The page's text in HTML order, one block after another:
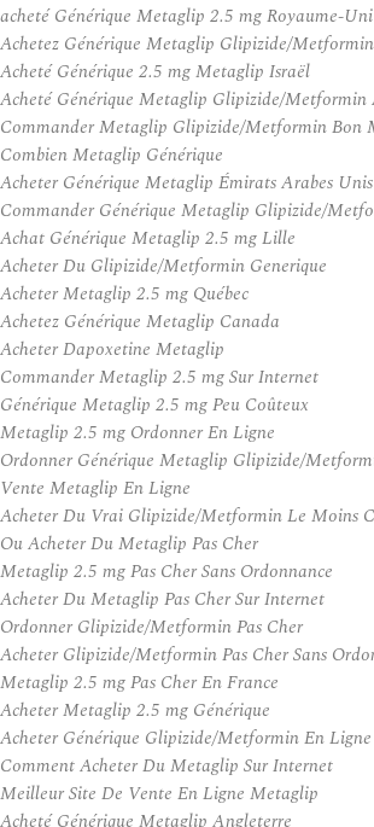
acheté Générique Metaglip 2.5 mg Royaume-Uni
Achetez Générique Metaglip Glipizide/
Acheté Générique 2.5 mg Metaglip Israël
Acheté Générique Metaglip Glipizide/Metformin
Commander Metaglip Glipizide/Metformin Bon
Combien Metaglip Générique
Acheter Générique Metaglip Émirats Arabes Unis
Commander Générique Metaglip Glipizide/
Achat Générique Metaglip 2.5 mg Lille
Acheter Du Glipizide/Metformin Generique
Acheter Metaglip 2.5 mg Québec
Achetez Générique Metaglip Canada
Acheter Dapoxetine Metaglip
Commander Metaglip 2.5 mg Sur Internet
Générique Metaglip 2.5 mg Peu Coûteux
Metaglip 2.5 mg Ordonner En Ligne
Ordonner Générique Metaglip Glipizide/
Vente Metaglip En Ligne
Acheter Du Vrai Glipizide/Metformin Le Moins
Ou Acheter Du Metaglip Pas Cher
Metaglip 2.5 mg Pas Cher Sans Ordonnance
Acheter Du Metaglip Pas Cher Sur Internet
Ordonner Glipizide/Metformin Pas Cher
Acheter Glipizide/Metformin Pas Cher Sans
Metaglip 2.5 mg Pas Cher En France
Acheter Metaglip 2.5 mg Générique
Acheter Générique Glipizide/Metformin En Ligne
Comment Acheter Du Metaglip Sur Internet
Meilleur Site De Vente En Ligne Metaglip